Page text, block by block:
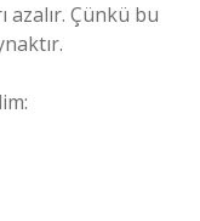
azalır. Çünkü bu